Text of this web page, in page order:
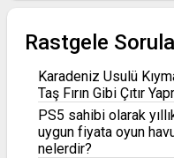
Rastgele
Karadeniz Usulü
Taş Fırın Gibi Çıtır
PS5 sahibi olarak
uygun fiyata oyun
nelerdir?